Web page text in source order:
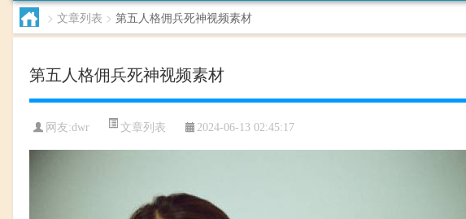
> 文章列表 > 第五人格佣兵死神视频素材
第五人格佣兵死神视频素材
网友:dwr 文章列表 2024-06-13 02:45:17